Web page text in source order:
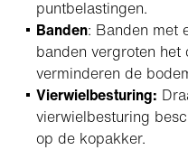
puntbelastingen.
Banden: Banden met
banden vergroten
verminderen de
Vierwielbesturing:
vierwielbesturing
op de kopakker.